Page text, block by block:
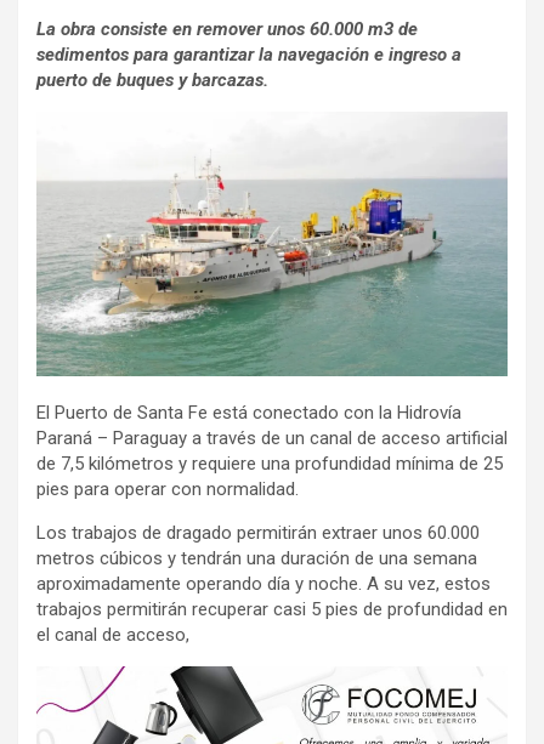
La obra consiste en remover unos 60.000 m3 de
sedimentos para garantizar la navegación e ingreso a
puerto de buques y barcazas.
El Puerto de Santa Fe está conectado con la Hidrovía
Paraná – Paraguay a través de un canal de acceso artificial
de 7,5 kilómetros y requiere una profundidad mínima de 25
pies para operar con normalidad.
Los trabajos de dragado permitirán extraer unos 60.000
metros cúbicos y tendrán una duración de una semana
aproximadamente operando día y noche. A su vez, estos
trabajos permitirán recuperar casi 5 pies de profundidad en
el canal de acceso,